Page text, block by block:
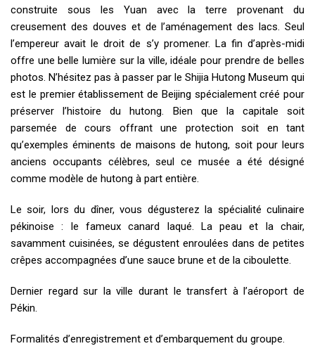
construite sous les Yuan avec la terre provenant du
creusement des douves et de l’aménagement des lacs. Seul
l’empereur avait le droit de s’y promener. La fin d’après-midi
offre une belle lumière sur la ville, idéale pour prendre de belles
photos. N’hésitez pas à passer par le Shijia Hutong Museum qui
est le premier établissement de Beijing spécialement créé pour
préserver l’histoire du hutong. Bien que la capitale soit
parsemée de cours offrant une protection soit en tant
qu’exemples éminents de maisons de hutong, soit pour leurs
anciens occupants célèbres, seul ce musée a été désigné
comme modèle de hutong à part entière.
Le soir, lors du dîner, vous dégusterez la spécialité culinaire
pékinoise : le fameux canard laqué. La peau et la chair,
savamment cuisinées, se dégustent enroulées dans de petites
crêpes accompagnées d’une sauce brune et de la ciboulette.
Dernier regard sur la ville durant le transfert à l’aéroport de
Pékin.
Formalités d’enregistrement et d’embarquement du groupe.